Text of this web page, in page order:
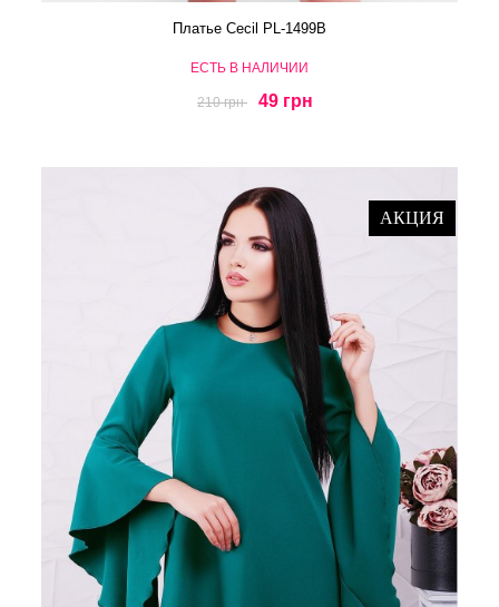
Платье Cecil PL-1499B
ЕСТЬ В НАЛИЧИИ
210 грн 49 грн
АКЦИЯ